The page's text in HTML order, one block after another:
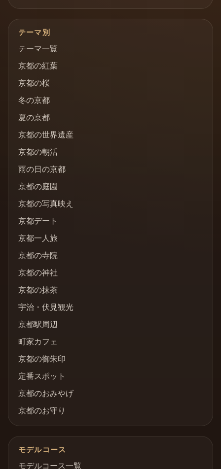
テーマ別
テーマ一覧
京都の紅葉
京都の桜
冬の京都
夏の京都
京都の世界遺産
京都の朝活
雨の日の京都
京都の庭園
京都の写真映え
京都デート
京都一人旅
京都の寺院
京都の神社
京都の抹茶
宇治・伏見観光
京都駅周辺
町家カフェ
京都の御朱印
定番スポット
京都のおみやげ
京都のお守り
モデルコース
モデルコース一覧